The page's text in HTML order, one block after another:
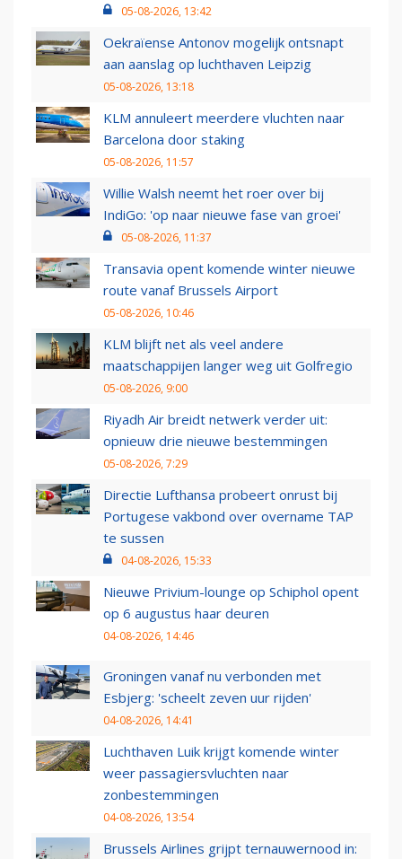
05-08-2026, 13:42
Oekraïense Antonov mogelijk ontsnapt
aan aanslag op luchthaven Leipzig
05-08-2026, 13:18
KLM annuleert meerdere vluchten naar
Barcelona door staking
05-08-2026, 11:57
Willie Walsh neemt het roer over bij
IndiGo: 'op naar nieuwe fase van groei'
05-08-2026, 11:37
Transavia opent komende winter nieuwe
route vanaf Brussels Airport
05-08-2026, 10:46
KLM blijft net als veel andere
maatschappijen langer weg uit Golfregio
05-08-2026, 9:00
Riyadh Air breidt netwerk verder uit:
opnieuw drie nieuwe bestemmingen
05-08-2026, 7:29
Directie Lufthansa probeert onrust bij
Portugese vakbond over overname TAP
te sussen
04-08-2026, 15:33
Nieuwe Privium-lounge op Schiphol opent
op 6 augustus haar deuren
04-08-2026, 14:46
Groningen vanaf nu verbonden met
Esbjerg: 'scheelt zeven uur rijden'
04-08-2026, 14:41
Luchthaven Luik krijgt komende winter
weer passagiersvluchten naar
zonbestemmingen
04-08-2026, 13:54
Brussels Airlines grijpt ternauwernood in: